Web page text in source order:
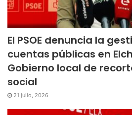
El PSOE denuncia la
cuentas públicas en
Gobierno local de
social
21 julio, 2026